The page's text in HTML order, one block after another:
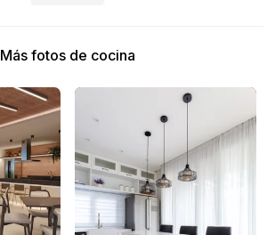
Más fotos de cocina